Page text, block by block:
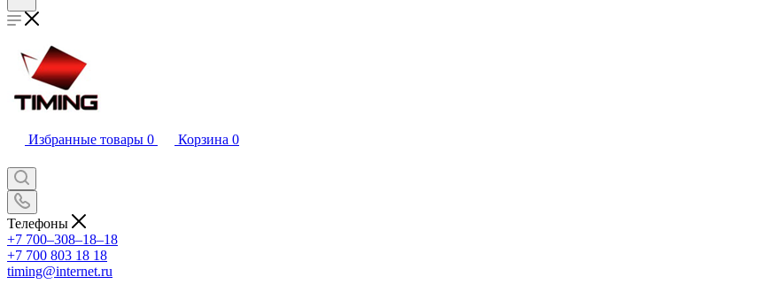
Избранные товары 0 Корзина 0
Телефоны
+7 700‒308‒18‒18
+7 700 803 18 18
timing@internet.ru